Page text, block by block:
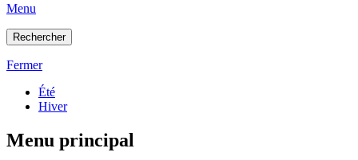
Menu
Rechercher
Fermer
Été
Hiver
Menu principal